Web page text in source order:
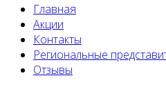
Главная
Акции
Контакты
Региональные
Отзывы